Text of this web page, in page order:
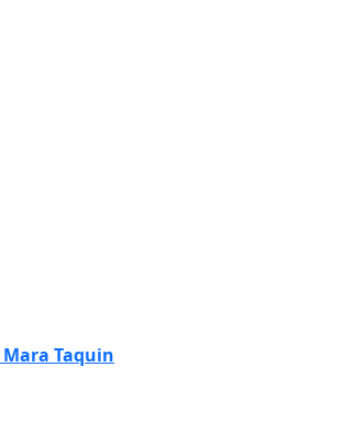
Mara Taquin